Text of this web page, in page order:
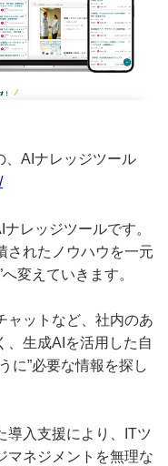
、AIナレッジツール
レッジツールです。
されたノウハウを一元
変えていきます。
ャットなど、社内のあ
、生成AIを活用した自
に”必要な情報を探し
導入支援により、ITツ
マネジメントを無理な